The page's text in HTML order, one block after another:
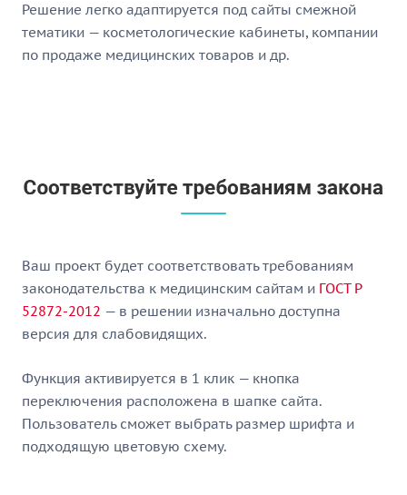
Решение легко адаптируется под сайты смежной
тематики — косметологические кабинеты, компании
по продаже медицинских товаров и др.
Ваш проект будет соответствовать требованиям
законодательства к медицинским сайтам и ГОСТ Р
52872-2012 — в решении изначально доступна
версия для слабовидящих.
Функция активируется в 1 клик — кнопка
переключения расположена в шапке сайта.
Пользователь сможет выбрать размер шрифта и
подходящую цветовую схему.